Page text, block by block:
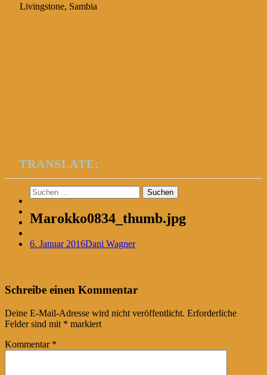
Livingstone, Sambia
TRANSLATE:
Suchen
nach:
Marokko0834_thumb.jpg
6. Januar 2016Dani Wagner
Post
navigation
←
Schreibe einen Kommentar
Deine E-Mail-Adresse wird nicht veröffentlicht. Erforderliche
Felder sind mit * markiert
Kommentar *